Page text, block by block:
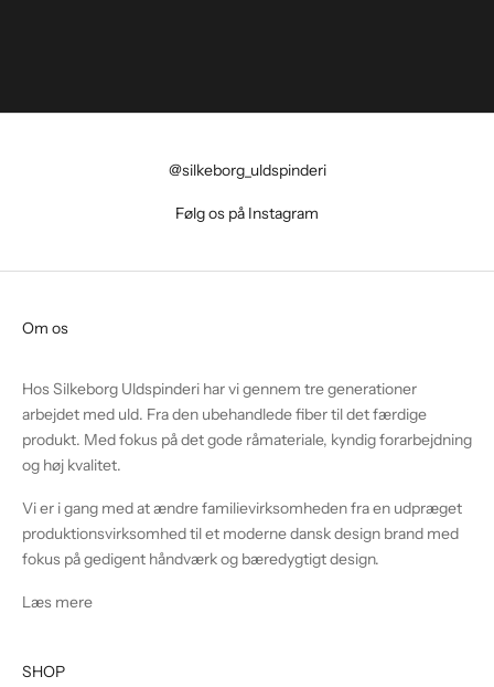
@silkeborg_uldspinderi
Følg os på Instagram
Om os
Hos Silkeborg Uldspinderi har vi gennem tre generationer
arbejdet med uld. Fra den ubehandlede fiber til det færdige
produkt. Med fokus på det gode råmateriale, kyndig forarbejdning
og høj kvalitet.
Vi er i gang med at ændre familievirksomheden fra en udpræget
produktionsvirksomhed til et moderne dansk design brand med
fokus på gedigent håndværk og bæredygtigt design.
Læs mere
SHOP